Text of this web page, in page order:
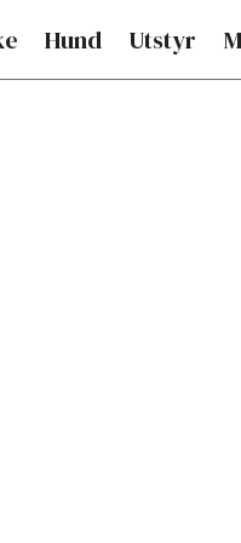
Hund Utstyr